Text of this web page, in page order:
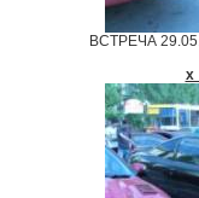
ВСТРЕЧА